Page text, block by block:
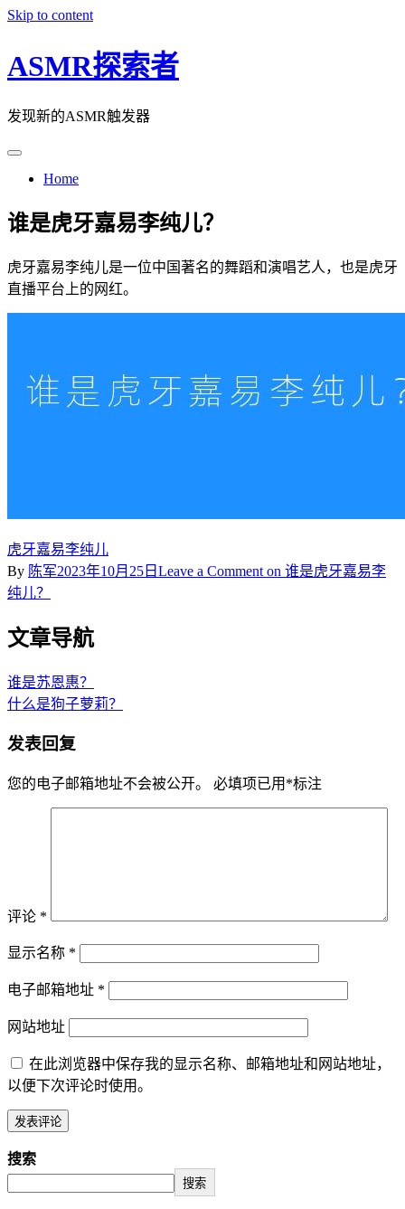
Skip to content
ASMR探索者
发现新的ASMR触发器
Home
谁是虎牙嘉易李纯儿？
虎牙嘉易李纯儿是一位中国著名的舞蹈和演唱艺人，也是虎牙
直播平台上的网红。
虎牙嘉易李纯儿
By 陈军2023年10月25日 Leave a Comment on 谁是虎牙嘉易李
纯儿？
文章导航
谁是苏恩惠？
什么是狗子萝莉？
发表回复
您的电子邮箱地址不会被公开。 必填项已用 *标注
评论 *
显示名称 *
电子邮箱地址 *
网站地址
在此浏览器中保存我的显示名称、邮箱地址和网站地址，
以便下次评论时使用。
搜索
搜索